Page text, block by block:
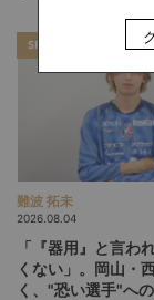
SPECIAL
難波 拓未
2026.08.04
「『器用』と言わ
くない」。岡山・
く、"恐い選手"へ